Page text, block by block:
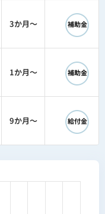
3か月〜 ◯
補助金
1か月〜 ◯
補助金
9か月〜 ◯
給付金